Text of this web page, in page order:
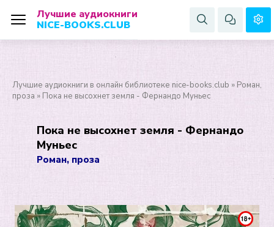
Лучшие аудиокниги
NICE-BOOKS.CLUB
Лучшие аудиокниги в онлайн библиотеке nice-books.club » Роман,
проза » Пока не высохнет земля - Фернандо Муньес
Пока не высохнет земля - Фернандо
Муньес
Роман, проза